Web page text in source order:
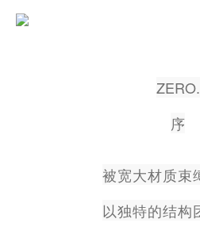
ZERO.
序
被宽大材质束
以独特的结构